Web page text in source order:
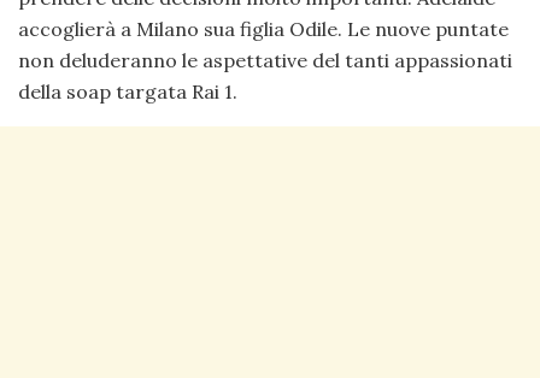
accoglierà a Milano sua figlia Odile. Le nuove puntate
non deluderanno le aspettative del tanti appassionati
della soap targata Rai 1.